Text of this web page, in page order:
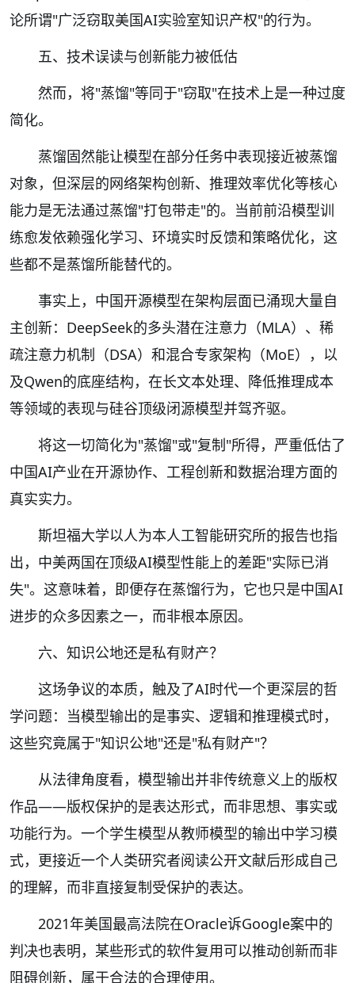
论所谓"广泛窃取美国AI实验室知识产权"的行为。
五、技术误读与创新能力被低估
然而，将"蒸馏"等同于"窃取"在技术上是一种过度
简化。
蒸馏固然能让模型在部分任务中表现接近被蒸馏
对象，但深层的网络架构创新、推理效率优化等核心
能力是无法通过蒸馏"打包带走"的。当前前沿模型训
练愈发依赖强化学习、环境实时反馈和策略优化，这
些都不是蒸馏所能替代的。
事实上，中国开源模型在架构层面已涌现大量自
主创新：DeepSeek的多头潜在注意力（MLA）、稀
疏注意力机制（DSA）和混合专家架构（MoE），以
及Qwen的底座结构，在长文本处理、降低推理成本
等领域的表现与硅谷顶级闭源模型并驾齐驱。
将这一切简化为"蒸馏"或"复制"所得，严重低估了
中国AI产业在开源协作、工程创新和数据治理方面的
真实实力。
斯坦福大学以人为本人工智能研究所的报告也指
出，中美两国在顶级AI模型性能上的差距"实际已消
失"。这意味着，即便存在蒸馏行为，它也只是中国AI
进步的众多因素之一，而非根本原因。
六、知识公地还是私有财产？
这场争议的本质，触及了AI时代一个更深层的哲
学问题：当模型输出的是事实、逻辑和推理模式时，
这些究竟属于"知识公地"还是"私有财产"？
从法律角度看，模型输出并非传统意义上的版权
作品——版权保护的是表达形式，而非思想、事实或
功能行为。一个学生模型从教师模型的输出中学习模
式，更接近一个人类研究者阅读公开文献后形成自己
的理解，而非直接复制受保护的表达。
2021年美国最高法院在Oracle诉Google案中的
判决也表明，某些形式的软件复用可以推动创新而非
阻碍创新，属于合法的合理使用。